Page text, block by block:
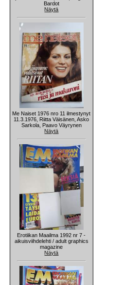
Bardot
Näytä
Me Naiset 1976 nro 11 ilmestynyt
11.3.1976, Riitta Väisänen, Asko
Sarkola, Paavo Väyrynen
Näytä
Erotiikan Maailma 1992 nr 7 -
aikuisviihdelehti / adult graphics
magazine
Näytä